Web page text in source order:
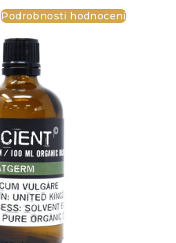
Podrobnosti hodnocení